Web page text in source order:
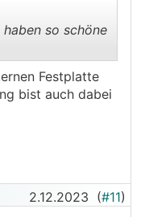
haben so schöne
Festplatte
bist auch dabei
2.12.2023 (#11)